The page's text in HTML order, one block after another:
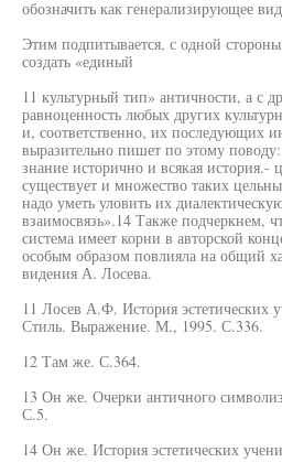
обозначить как генерализирующее
Этим подпитывается, с одной
создать «единый
11 культурный тип» античности, а с
равноценность любых других
и, соответственно, их последующих
выразительно пишет по этому
знание исторично и всякая история.-
существует и множество таких
надо уметь уловить их
взаимосвязь».14 Также подчеркнем,
система имеет корни в авторской
особым образом повлияла на общий
видения А. Лосева.
11 Лосев А.Ф. История
Стиль. Выражение. М., 1995. С.336.
12 Там же. С.364.
13 Он же. Очерки античного
С.5.
14 Он же. История эстетических